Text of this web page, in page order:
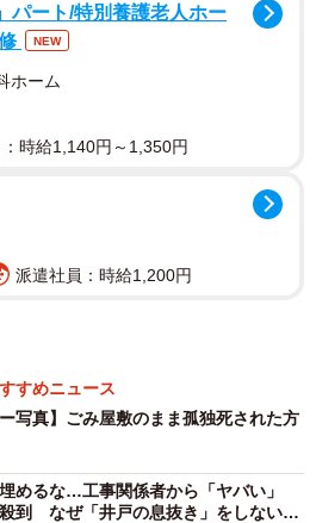
責任者の池上尚吾さんが教えて
たもの…現場は騒然
それぞれの状況やご事情、背景
一部です。例えば、ペットの排
時間放置された現場は、夏の暑
まっている現場や、うさぎが放
れのゴミ屋敷、ゴミが層になっ
が踏み固められたミルフィーユ
死しネズミやウジ虫が湧いてい
パート/特別養護老人ホー
NEW
ホーム
時給1,140円～1,350円
派遣社員：時給1,200円
すめニュース
写真】ごみ屋敷のまま孤独死された方
めるな…工事関係者から「ヤバい」
殺到 なぜ「井戸の息抜き」をしないと